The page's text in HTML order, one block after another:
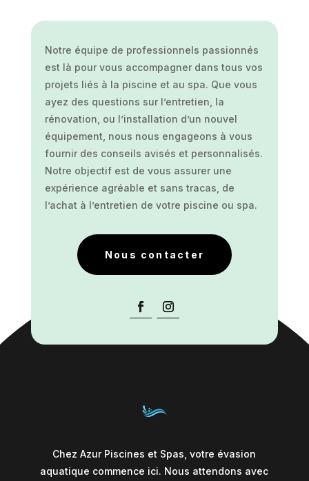
Notre équipe de professionnels passionnés
est là pour vous accompagner dans tous vos
projets liés à la piscine et au spa. Que vous
ayez des questions sur l’entretien, la
rénovation, ou l’installation d’un nouvel
équipement, nous nous engageons à vous
fournir des conseils avisés et personnalisés.
Notre objectif est de vous assurer une
expérience agréable et sans tracas, de
l’achat à l’entretien de votre piscine ou spa.
Nous contacter
Chez Azur Piscines et Spas, votre évasion
aquatique commence ici. Nous attendons avec